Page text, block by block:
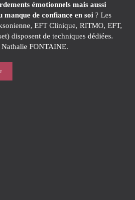
émotionnels mais aussi
de confiance en soi ? Les
EFT Clinique, RITMO, EFT,
disposent de techniques dédiées.
Nathalie FONTAINE.